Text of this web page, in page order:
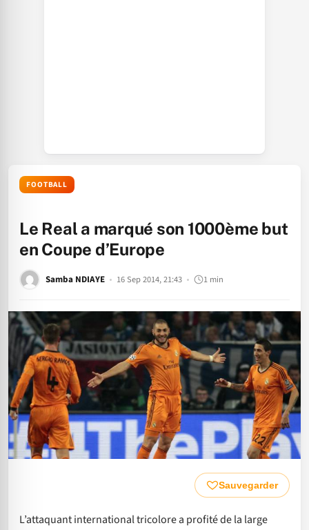
FOOTBALL
Le Real a marqué son 1000ème but
en Coupe d’Europe
Samba NDIAYE 16 Sep 2014, 21:43 1 min
Sauvegarder
L’attaquant international tricolore a profité de la large